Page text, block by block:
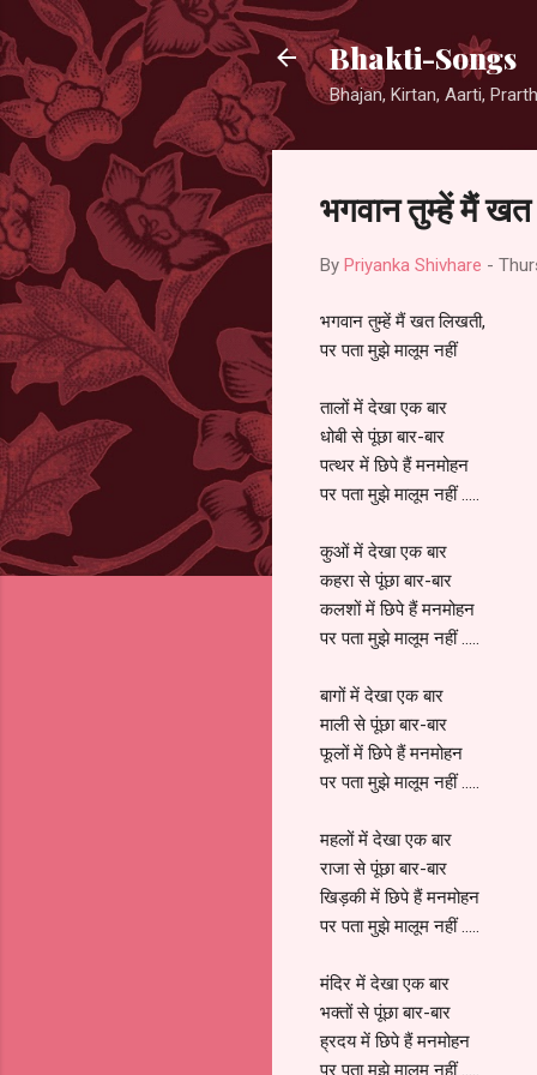
Bhakti-Songs
Bhajan, Kirtan, Aarti,
भगवान तुम्हें मैं खत
By Priyanka Shivhare -
भगवान तुम्हें मैं खत लिखती,
पर पता मुझे मालूम नहीं
तालों में देखा एक बार
धोबी से पूंछा बार-बार
पत्थर में छिपे हैं मनमोहन
पर पता मुझे मालूम नहीं .....
कुओं में देखा एक बार
कहरा से पूंछा बार-बार
कलशों में छिपे हैं मनमोहन
पर पता मुझे मालूम नहीं .....
बागों में देखा एक बार
माली से पूंछा बार-बार
फूलों में छिपे हैं मनमोहन
पर पता मुझे मालूम नहीं .....
महलों में देखा एक बार
राजा से पूंछा बार-बार
खिड़की में छिपे हैं मनमोहन
पर पता मुझे मालूम नहीं .....
मंदिर में देखा एक बार
भक्तों से पूंछा बार-बार
ह्रदय में छिपे हैं मनमोहन
पर पता मुझे मालूम नहीं .....